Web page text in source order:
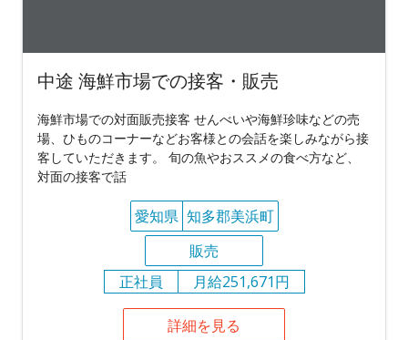
中途 海鮮市場での接客・販売
海鮮市場での対面販売接客 せんべいや海鮮珍味などの売
場、ひものコーナーなどお客様との会話を楽しみながら接
客していただきます。 旬の魚やおススメの食べ方など、
対面の接客で話
愛知県 知多郡美浜町
販売
正社員
月給251,671円
詳細を見る